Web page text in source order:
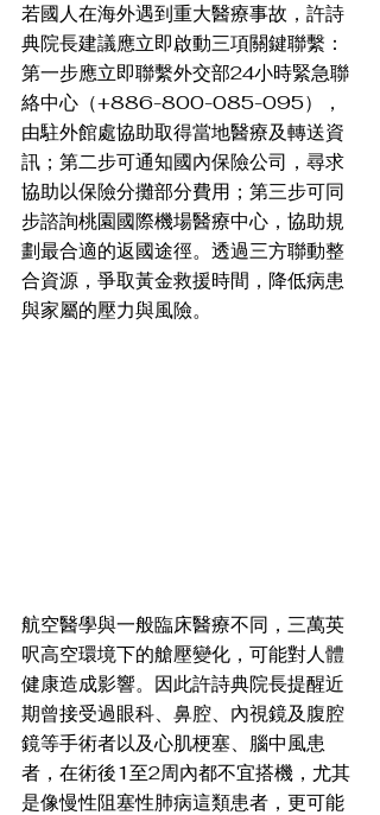
若國人在海外遇到重大醫療事故，許詩
典院長建議應立即啟動三項關鍵聯繫：
第一步應立即聯繫外交部24小時緊急聯
絡中心（+886-800-085-095），
由駐外館處協助取得當地醫療及轉送資
訊；第二步可通知國內保險公司，尋求
協助以保險分攤部分費用；第三步可同
步諮詢桃園國際機場醫療中心，協助規
劃最合適的返國途徑。透過三方聯動整
合資源，爭取黃金救援時間，降低病患
與家屬的壓力與風險。
航空醫學與一般臨床醫療不同，三萬英
呎高空環境下的艙壓變化，可能對人體
健康造成影響。因此許詩典院長提醒近
期曾接受過眼科、鼻腔、內視鏡及腹腔
鏡等手術者以及心肌梗塞、腦中風患
者，在術後1至2周內都不宜搭機，尤其
是像慢性阻塞性肺病這類患者，更可能